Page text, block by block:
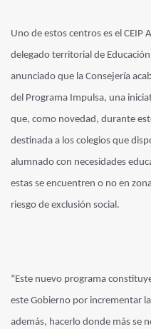
Uno de estos centros es el CEIP
delegado territorial de
anunciado que la Consejería
del Programa Impulsa, una
que, como novedad, durante
destinada a los colegios que
alumnado con necesidades
estas se encuentren o no en
riesgo de exclusión social.
“Este nuevo programa
este Gobierno por incrementar
además, hacerlo donde más se